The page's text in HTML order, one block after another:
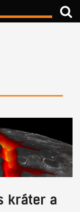
kráter a